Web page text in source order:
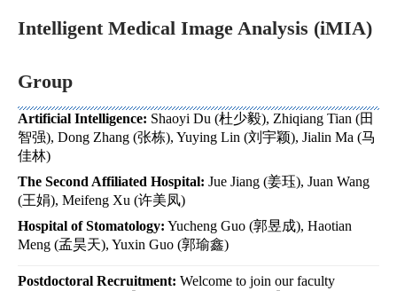
Intelligent Medical Image Analysis (iMIA)
Group